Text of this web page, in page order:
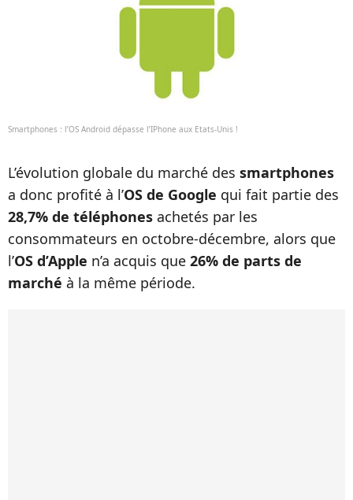
Smartphones : l’OS Android dépasse l’IPhone aux Etats-Unis !
L’évolution globale du marché des smartphones
a donc profité à l’OS de Google qui fait partie des
28,7% de téléphones achetés par les
consommateurs en octobre-décembre, alors que
l’OS d’Apple n’a acquis que 26% de parts de
marché à la même période.